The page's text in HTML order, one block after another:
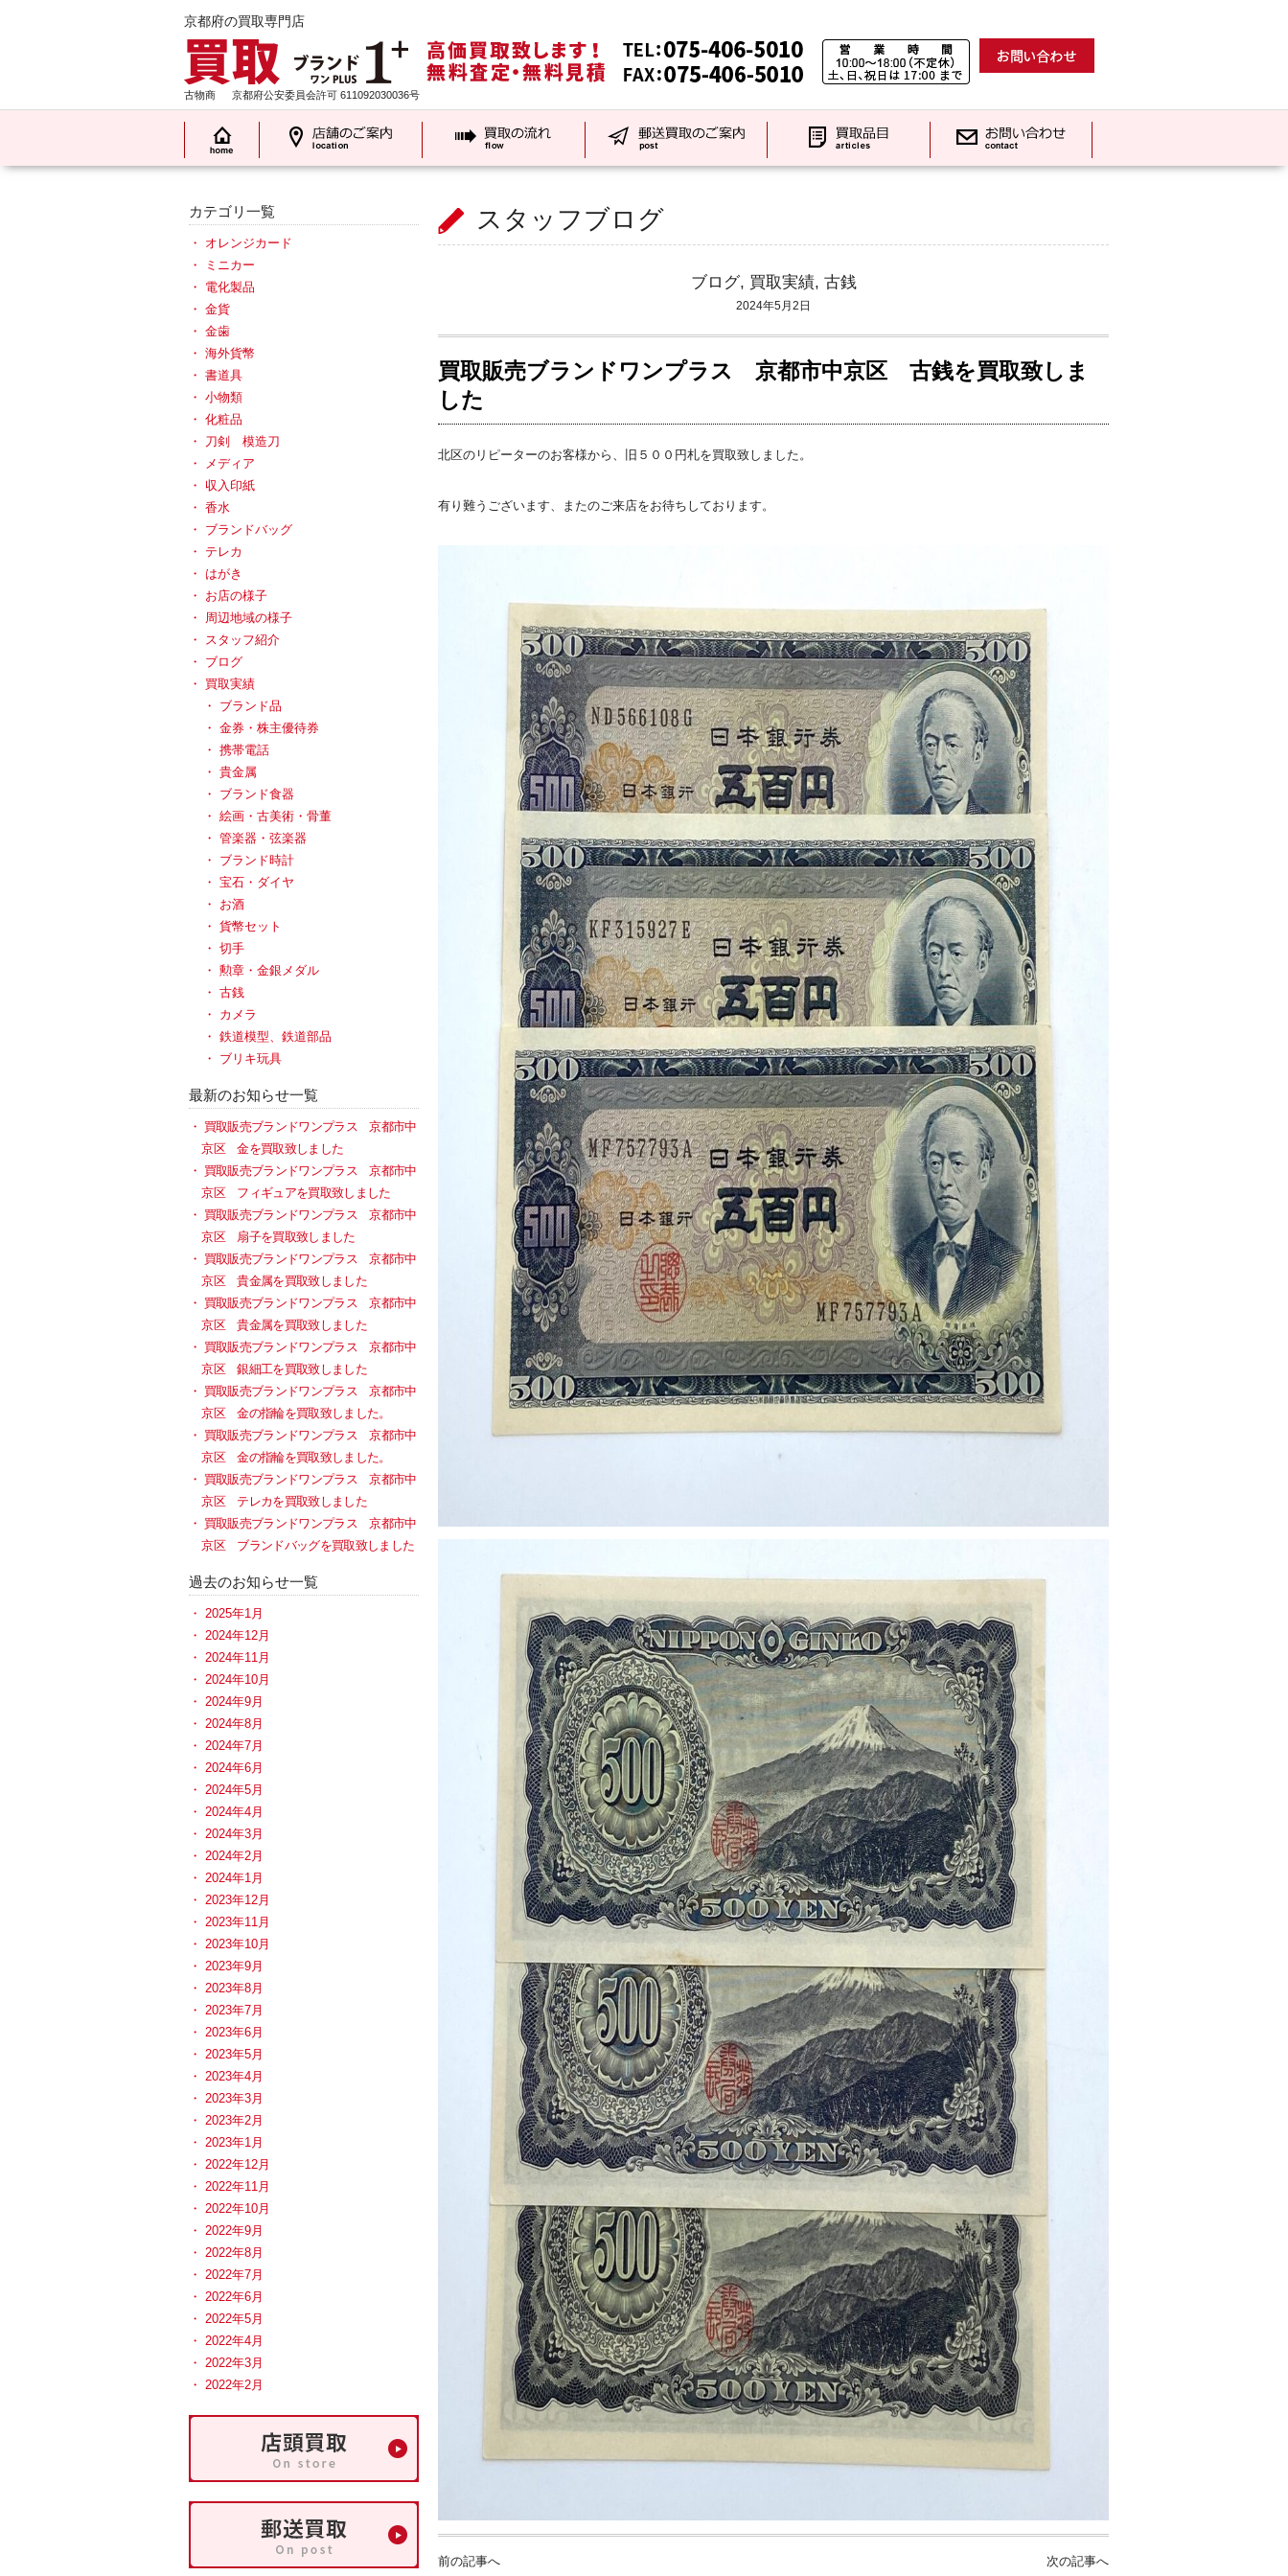
京都府の買取専門店
古物商 京都府公安委員会許可 611092030036号
スタッフブログ
ブログ, 買取実績, 古銭
2024年5月2日
買取販売ブランドワンプラス 京都市中京区 古銭を買取致しま
した
北区のリピーターのお客様から、旧５００円札を買取致しました。
有り難うございます、またのご来店をお待ちしております。
前の記事へ
次の記事へ
カテゴリ一覧
オレンジカード
ミニカー
電化製品
金貨
金歯
海外貨幣
書道具
小物類
化粧品
刀剣 模造刀
メディア
収入印紙
香水
ブランドバッグ
テレカ
はがき
お店の様子
周辺地域の様子
スタッフ紹介
ブログ
買取実績
ブランド品
金券・株主優待券
携帯電話
貴金属
ブランド食器
絵画・古美術・骨董
管楽器・弦楽器
ブランド時計
宝石・ダイヤ
お酒
貨幣セット
切手
勲章・金銀メダル
古銭
カメラ
鉄道模型、鉄道部品
ブリキ玩具
最新のお知らせ一覧
買取販売ブランドワンプラス 京都市中
京区 金を買取致しました
買取販売ブランドワンプラス 京都市中
京区 フィギュアを買取致しました
買取販売ブランドワンプラス 京都市中
京区 扇子を買取致しました
買取販売ブランドワンプラス 京都市中
京区 貴金属を買取致しました
買取販売ブランドワンプラス 京都市中
京区 貴金属を買取致しました
買取販売ブランドワンプラス 京都市中
京区 銀細工を買取致しました
買取販売ブランドワンプラス 京都市中
京区 金の指輪を買取致しました。
買取販売ブランドワンプラス 京都市中
京区 金の指輪を買取致しました。
買取販売ブランドワンプラス 京都市中
京区 テレカを買取致しました
買取販売ブランドワンプラス 京都市中
京区 ブランドバッグを買取致しました
過去のお知らせ一覧
2025年1月
2024年12月
2024年11月
2024年10月
2024年9月
2024年8月
2024年7月
2024年6月
2024年5月
2024年4月
2024年3月
2024年2月
2024年1月
2023年12月
2023年11月
2023年10月
2023年9月
2023年8月
2023年7月
2023年6月
2023年5月
2023年4月
2023年3月
2023年2月
2023年1月
2022年12月
2022年11月
2022年10月
2022年9月
2022年8月
2022年7月
2022年6月
2022年5月
2022年4月
2022年3月
2022年2月